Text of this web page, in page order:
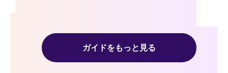
ガイドをもっと見る